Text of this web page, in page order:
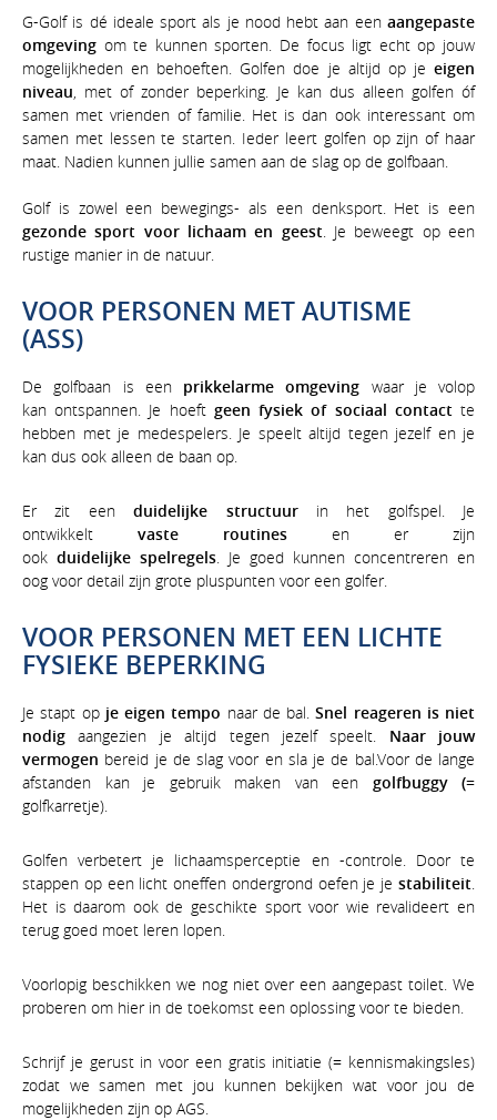
G-Golf is dé ideale sport als je nood hebt aan een aangepaste
omgeving om te kunnen sporten. De focus ligt echt op jouw
mogelijkheden en behoeften. Golfen doe je altijd op je eigen
niveau, met of zonder beperking. Je kan dus alleen golfen óf
samen met vrienden of familie. Het is dan ook interessant om
samen met lessen te starten. Ieder leert golfen op zijn of haar
maat. Nadien kunnen jullie samen aan de slag op de golfbaan.
Golf is zowel een bewegings- als een denksport. Het is een
gezonde sport voor lichaam en geest. Je beweegt op een
rustige manier in de natuur.
VOOR PERSONEN MET AUTISME
(ASS)
De golfbaan is een prikkelarme omgeving waar je volop
kan ontspannen. Je hoeft geen fysiek of sociaal contactte
hebben met je medespelers. Je speelt altijd tegen jezelf en je
kan dus ook alleen de baan op.
Er zit eenduidelijke structuur in het golfspel. Je
ontwikkelt vaste routines en er zijn
ook duidelijke spelregels. Je goed kunnen concentreren en
oog voor detail zijn grote pluspunten voor een golfer.
VOOR PERSONEN MET EEN LICHTE
FYSIEKE BEPERKING
Je stapt opje eigen tempo naar de bal. Snel reageren is niet
nodig aangezien je altijd tegen jezelf speelt.
Naar jouw
vermogen bereid je de slag voor en sla je de bal.Voor de lange
afstanden kan je gebruik maken van een golfbuggy (=
golfkarretje).
Golfen verbetert je lichaamsperceptie en -controle. Door te
stappen op een licht oneffen ondergrond oefen je je stabiliteit
Het is daarom ook de geschikte sport voor wie revalideert en
terug goed moet leren lopen.
Voorlopig beschikken we nog niet over een aangepast toilet. We
proberen om hier in de toekomst een oplossing voor te bieden.
Schrijf je gerust in voor een gratis initiatie (= kennismakingsles)
zodat we samen met jou kunnen bekijken wat voor jou de
mogelijkheden zijn op AGS.